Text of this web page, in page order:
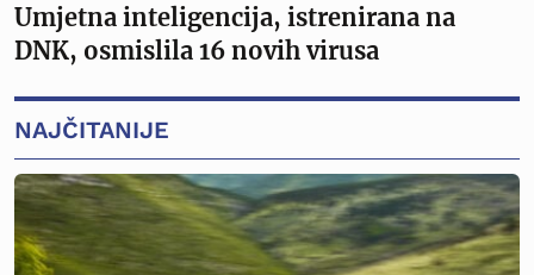
Umjetna inteligencija, istrenirana na
DNK, osmislila 16 novih virusa
NAJČITANIJE